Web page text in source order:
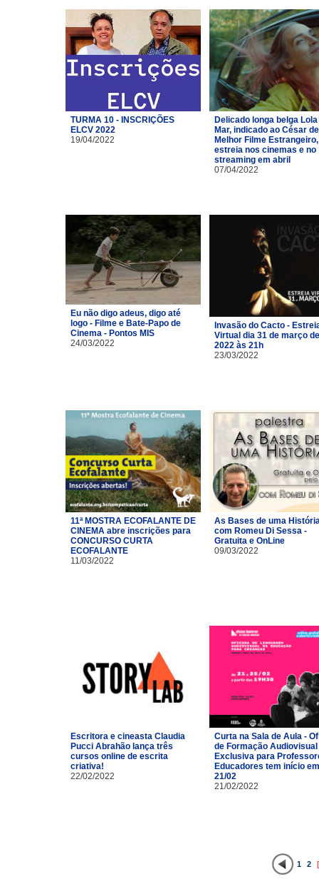
TURMA 10 - INSCRIÇÕES
ELCV 2022
19/04/2022
Delicado longa belga Lola
Mar, indicado ao César de
Melhor Filme Estrangeiro,
estreia nos cinemas e no
streaming em abril
07/04/2022
Eu não digo adeus, digo até
logo - Filme e Bate-Papo de
Cinema - Pontos MIS
24/03/2022
Invasão do Cacto -
Virtual dia 31 de março de
2022 às 21h
23/03/2022
11ª MOSTRA ECOFALANTE DE
CINEMA abre inscrições para
CONCURSO CURTA
ECOFALANTE
11/03/2022
As Bases de uma
com Romeu Di Sessa -
Gratuita e OnLine
09/03/2022
Escritora e cineasta Claudia
Pucci Abrahão lança três
cursos online de escrita
criativa!
22/02/2022
Curta na Sala de Aula -
de Formação Audiovisual
Exclusiva para
Educadores tem início em
21/02
21/02/2022
1 2